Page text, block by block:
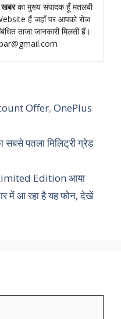
खबरका मुख्‍य संपादक हूँ मतलबी
हैं जहॉं पर आपको रोज
ताजा जानकारी मिलती हैं।
Offer,OnePlus
सबसे पतला मिलिट्री ग्रेड
Edition आया
में आ रहा है यह फोन, देखें